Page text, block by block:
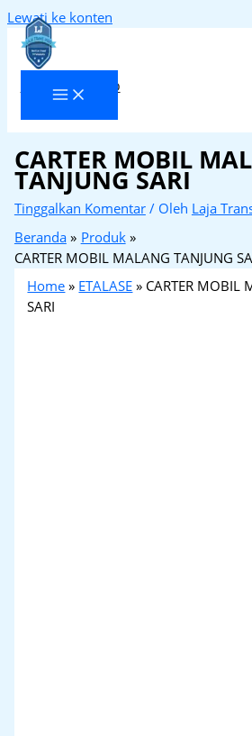
Lewati ke konten
Laja Transindo
CARTER MOBIL
TANJUNG SARI
Tinggalkan Komentar / Oleh Laja
Beranda
Produk
CARTER MOBIL MALANG TANJUNG
Home » ETALASE » CARTER MOBIL
SARI